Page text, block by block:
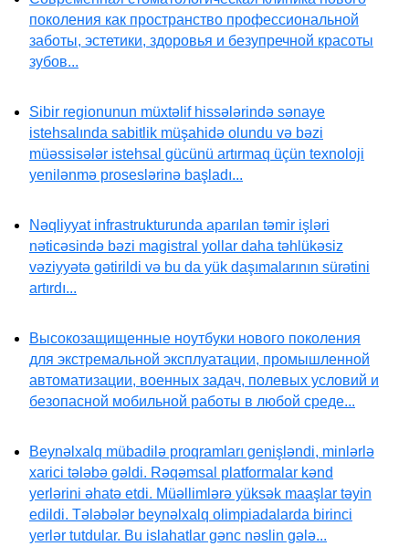
поколения как пространство профессиональной
заботы, эстетики, здоровья и безупречной красоты
зубов...
Sibir regionunun müxtəlif hissələrində sənaye
istehsalında sabitlik müşahidə olundu və bəzi
müəssisələr istehsal gücünü artırmaq üçün texnoloji
yenilənmə proseslərinə başladı...
Nəqliyyat infrastrukturunda aparılan təmir işləri
nəticəsində bəzi magistral yollar daha təhlükəsiz
vəziyyətə gətirildi və bu da yük daşımalarının sürətini
artırdı...
Высокозащищенные ноутбуки нового поколения
для экстремальной эксплуатации, промышленной
автоматизации, военных задач, полевых условий и
безопасной мобильной работы в любой среде...
Beynəlxalq mübadilə proqramları genişləndi, minlərlə
xarici tələbə gəldi. Rəqəmsal platformalar kənd
yerlərini əhatə etdi. Müəllimlərə yüksək maaşlar təyin
edildi. Tələbələr beynəlxalq olimpiadalarda birinci
yerlər tutdular. Bu islahatlar gənc nəslin gələ...